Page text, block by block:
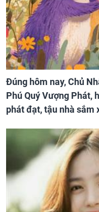
Đúng hôm nay, Chủ
Phú Quý Vượng Phát,
phát đạt, tậu nhà sắm